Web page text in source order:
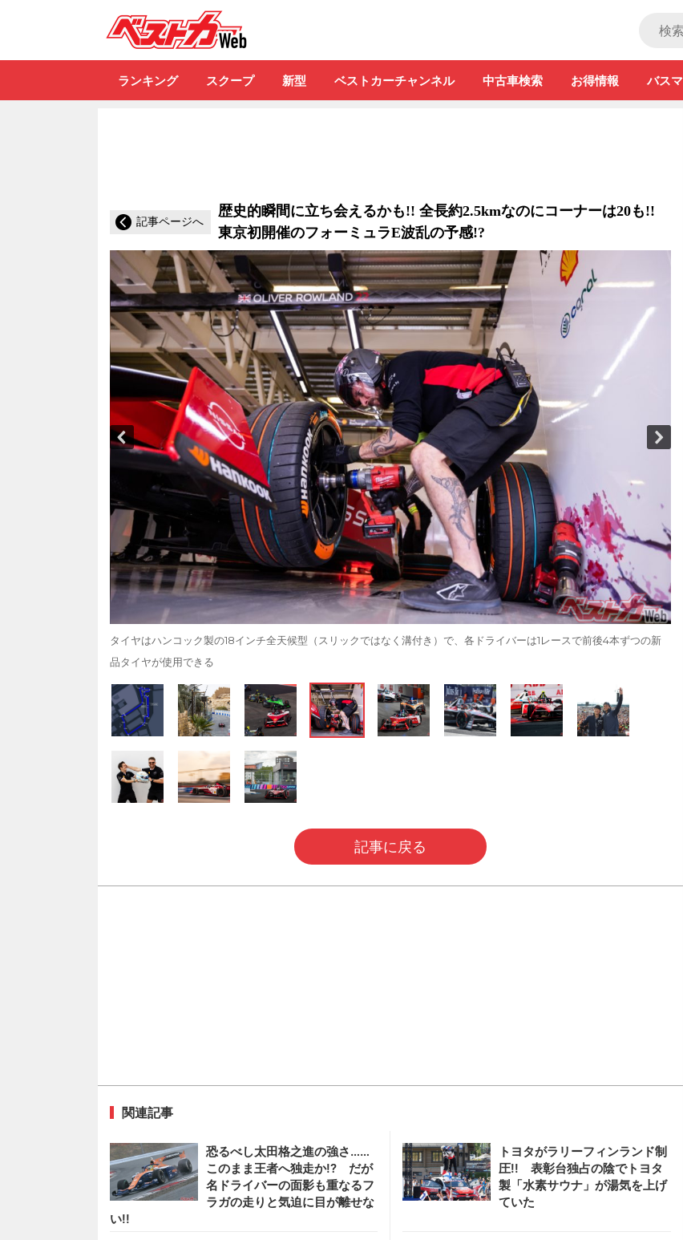
ランキング スクープ 新型 ベストカーチャンネル 中古車検索 お得情報 バス
記事ページへ
歴史的瞬間に立ち会えるかも!! 全長約2.5kmなのにコーナーは20も!!
東京初開催のフォーミュラE波乱の予感!?
タイヤはハンコック製の18インチ全天候型（スリックではなく溝付き）で、各ドライバーは1レースで前後4本ずつの新
品タイヤが使用できる
記事に戻る
関連記事
恐るべし太田格之進の強さ……
このまま王者へ独走か!? だが
名ドライバーの面影も重なるフ
ラガの走りと気迫に目が離せな
い!!
トヨタがラリーフィンランド制
圧!! 表彰台独占の陰でトヨタ
製「水素サウナ」が湯気を上げ
ていた